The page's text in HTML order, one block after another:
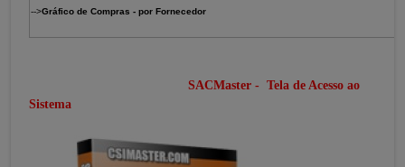
-->Gráfico de Compras - por Fornecedor
SACMaster - Tela de Acesso ao
Sistema